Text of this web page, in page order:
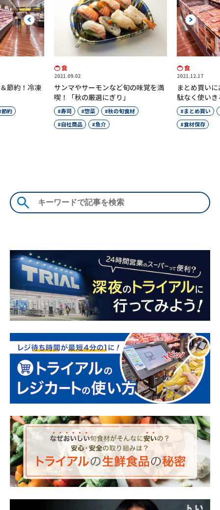
Previous
節約！冷凍
節約
食
2021.09.02
サンマやサーモンなど旬の味覚を満
喫！「秋の厳選にぎり」
寿司 惣菜
秋の旬食材
自社商品
魚介
食
2021.12.17
まとめ買い
駄なく使い
まとめ買い
食材保存
Next